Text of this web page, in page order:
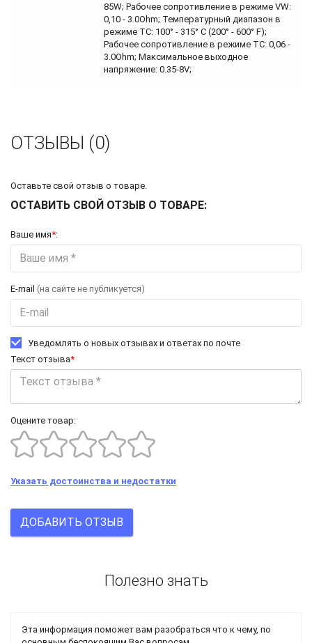
85W; Рабочее сопротивление в режиме VW:
0,10 - 3.0Ohm; Температурный диапазон в
режиме TC: 100° - 315° C (200° - 600° F);
Рабочее сопротивление в режиме TC: 0,06 -
3.0Ohm; Максимальное выходное
напряжение: 0.35-8V;
ОТЗЫВЫ (0)
Оставьте свой отзыв о товаре.
ОСТАВИТЬ СВОЙ ОТЗЫВ О ТОВАРЕ:
Ваше имя*:
E-mail (на сайте не публикуется)
Уведомлять о новых отзывах и ответах по почте
Текст отзыва*
Оцените товар:
Указать достоинства и недостатки
ДОБАВИТЬ ОТЗЫВ
Полезно знать
Эта информация поможет вам разобраться что к чему, по